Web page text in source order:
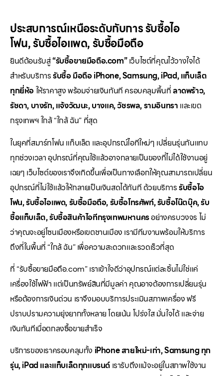
ประสบการณ์เหนือระดับกับการรับซื้อไอ
โฟน,รับซื้อไอแพด,รับซื้อมือถือ
ยินดีต้อนรับสู่“รับซื้อขายมือถือ.com”เว็บไซต์ที่คุณไว้วางใจได้
สำหรับบริการรับซื้อ มือถือ iPhone, Samsung, iPad, แท็บเล็ต
ทุกยี่ห้อให้ราคาสูง พร้อมจ่ายเงินทันที ครอบคลุมพื้นที่ลาดพร้าว,
รัชดา, บางรัก, แจ้งวัฒนะ, บางแค, วัชรพล, รามอินทรา และเขต
กรุงเทพฯ ใกล้ “ใกล้ ฉัน” ที่สุด
ในยุคที่สมาร์ทโฟน แท็บเล็ต และอุปกรณ์ไอทีใหม่ๆ เปลี่ยนรุ่นกันแทบ
ทุกช่วงเวลา อุปกรณ์ที่คุณใช้แล้วอาจกลายเป็นของที่ไม่ได้ใช้งานอยู่
เฉยๆ เว็บไซต์ของเราจึงเกิดขึ้นเพื่อเป็นทางเลือกให้คุณสามารถเปลี่ยน
อุปกรณ์ที่ไม่ใช้แล้วให้กลายเป็นเงินสดได้ทันที ด้วยบริการรับซื้อไอ
โฟน, รับซื้อไอแพด, รับซื้อมือถือ, รับซื้อโทรศัพท์, รับซื้อโน๊ตบุ๊ค, รับ
ซื้อแท็บเล็ต, รับซื้อสินค้าไอทีกรุงเทพมหานครอย่างครบวงจร ไม่
ว่าคุณจะอยู่โซนเมืองหรือเขตชานเมือง เรามีทีมงานพร้อมให้บริการ
ถึงที่ในพื้นที่ “ใกล้ ฉัน” เพื่อความสะดวกและรวดเร็วที่สุด
ที่ “รับซื้อขายมือถือ.com” เราเข้าใจดีว่าอุปกรณ์แต่ละชิ้นไม่ใช่แค่
เครื่องใช้ไฟฟ้า แต่เป็นทรัพย์สินที่มีมูลค่า คุณอาจต้องการเปลี่ยนรุ่น
หรือต้องการเงินด่วน เราจึงมอบบริการประเมินสภาพเครื่อง ฟรี
ปราบปรามความยุ่งยากทั้งหลาย โดยเน้น โปร่งใส มั่นใจได้ และจ่าย
เงินทันทีเมื่อตกลงซื้อขายสำเร็จ
บริการของเราครอบคลุมทั้ง iPhone สายใหม่-เก่า, Samsung ทุก
รุ่น, iPad และแท็บเล็ตทุกแบรนด์ เรารับถึงแม้จะอยู่ในสภาพใช้งาน